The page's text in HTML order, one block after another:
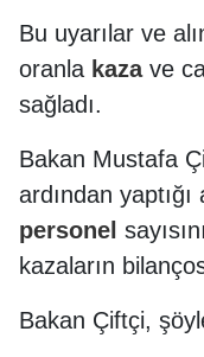
Bu uyarılar ve
oranla kazave
sağladı.
Bakan Mustafa
ardından
personel
kazaların
Bakan Çiftçi,